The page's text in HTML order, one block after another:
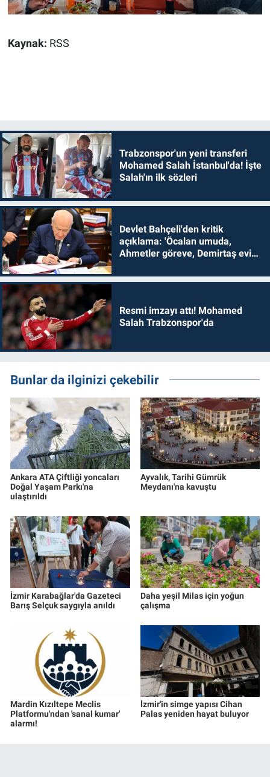
Kaynak: RSS
Trabzonspor'un yeni transferi
Mohamed Salah İstanbul'da! İşte
Salah'ın ilk sözleri
Devlet Bahçeli'den kritik
açıklama: 'Öcalan umuda,
Ahmetler göreve, Demirtaş evine
Resmi imzayı attı! Mohamed
Salah Trabzonspor'da
Bunlar da ilginizi çekebilir
Ankara ATA Çiftliği yoncaları
Doğal Yaşam Parkı'na
ulaştırıldı
Ayvalık, Tarihi Gümrük
Meydanı'na kavuştu
İzmir Karabağlar'da Gazeteci
Barış Selçuk saygıyla anıldı
Daha yeşil Milas için yoğun
çalışma
Mardin Kızıltepe Meclis
Platformu'ndan 'sanal kumar'
alarmı!
İzmir'in simge yapısı Cihan
Palas yeniden hayat buluyor